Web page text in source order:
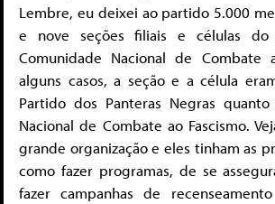
Lembre, eu deixei ao partido 5.000
e nove seções filiais e células
Comunidade Nacional de Combate
alguns casos, a seção e a célula
Partido dos Panteras Negras
Nacional de Combate ao Fascismo.
grande organização e eles tinham as
como fazer programas, de se
fazer campanhas de